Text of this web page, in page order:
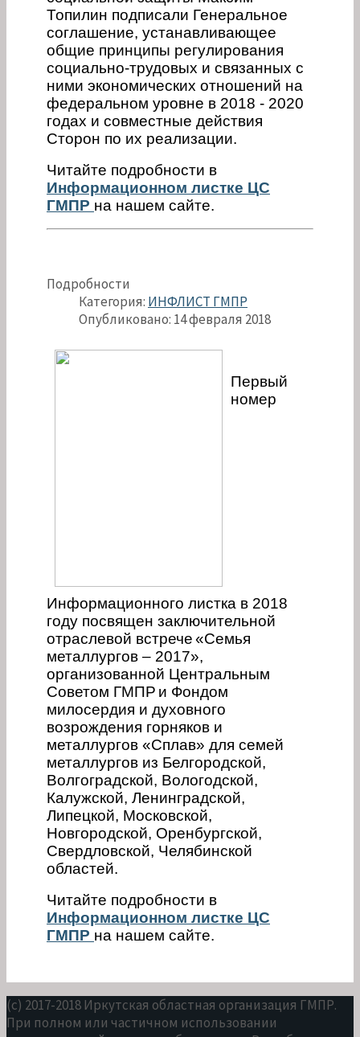
Топилин подписали Генеральное
соглашение, устанавливающее
общие принципы регулирования
социально-трудовых и связанных с
ними экономических отношений на
федеральном уровне в 2018 - 2020
годах и совместные действия
Сторон по их реализации.
Читайте подробности в
Информационном листке ЦС
ГМПР на нашем сайте.
Подробности
Категория: ИНФЛИСТ ГМПР
Опубликовано: 14 февраля 2018
Первый
номер
Информационного листка в 2018
году посвящен заключительной
отраслевой встрече«Семья
металлургов – 2017»,
организованной Центральным
Советом ГМПР и Фондом
милосердия и духовного
возрождения горняков и
металлургов «Сплав» для семей
металлургов из Белгородской,
Волгоградской, Вологодской,
Калужской, Ленинградской,
Липецкой, Московской,
Новгородской, Оренбургской,
Свердловской, Челябинской
областей.
Читайте подробности в
Информационном листке ЦС
ГМПР на нашем сайте.
(c) 2017-2018 Иркутская областная организация ГМПР.
При полном или частичном использовании